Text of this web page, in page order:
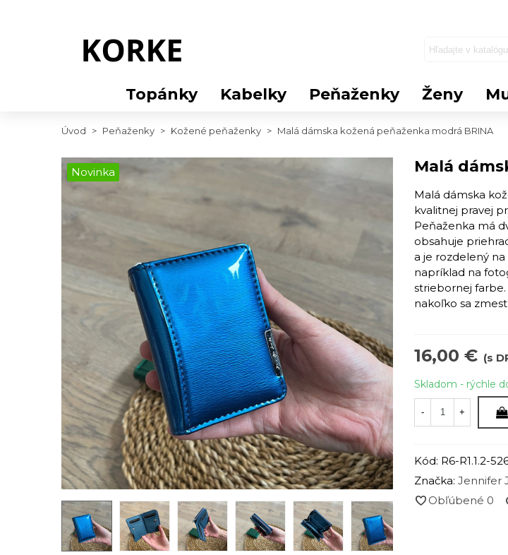
Topánky Kabelky Peňaženky Ženy
Úvod > Peňaženky > Kožené peňaženky > Malá dámska kožená peňaženka modrá BRINA
Novinka Malá
Malá dámska
kvalitnej pravej
Peňaženka ​má
obsahuje
a je rozdelený
napríklad na
striebornej
nakoľko sa
16,00 € (s
Skladom - rýchle
- +
Kód: R6-R1.1.2-
Značka: Jennifer
Obľúbené 0